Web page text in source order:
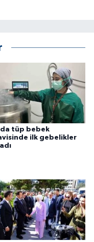
tüp bebek
ilk gebelikler